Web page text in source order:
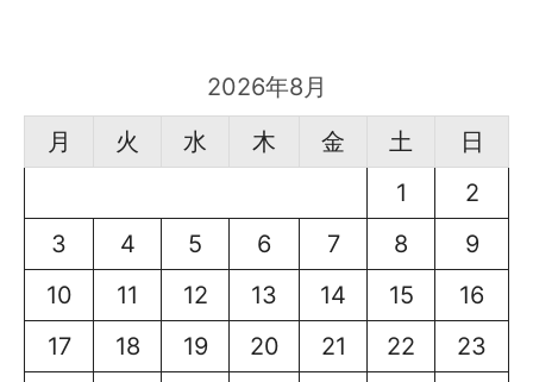
2026年8月
月
火 水 木 金 土
日
1
2
3
4 5 6 7 8
9
10
11 12 13 14 15
16
17
18 19 20 21 22
23